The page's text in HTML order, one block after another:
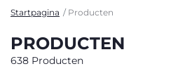
Startpagina Producten
PRODUCTEN
638 Producten